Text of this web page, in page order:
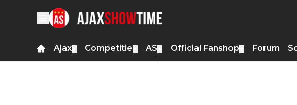
Ajax Competitie AS Official Fanshop Forum